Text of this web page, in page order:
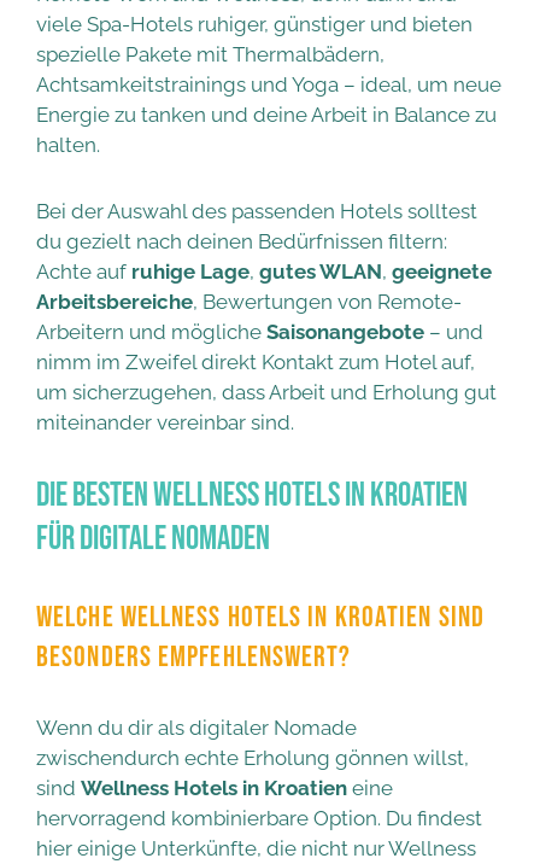
viele Spa-Hotels ruhiger, günstiger und bieten
spezielle Pakete mit Thermalbädern,
Achtsamkeitstrainings und Yoga – ideal, um neue
Energie zu tanken und deine Arbeit in Balance zu
halten.
Bei der Auswahl des passenden Hotels solltest
du gezielt nach deinen Bedürfnissen filtern:
Achte auf ruhige Lage, gutes WLAN, geeignete
Arbeitsbereiche, Bewertungen von Remote-
Arbeitern und mögliche Saisonangebote – und
nimm im Zweifel direkt Kontakt zum Hotel auf,
um sicherzugehen, dass Arbeit und Erholung gut
miteinander vereinbar sind.
Die besten Wellness Hotels in Kroatien
für digitale Nomaden
WELCHE WELLNESS HOTELS IN KROATIEN SIND
BESONDERS EMPFEHLENSWERT?
Wenn du dir als digitaler Nomade
zwischendurch echte Erholung gönnen willst,
sind Wellness Hotels in Kroatien eine
hervorragend kombinierbare Option. Du findest
hier einige Unterkünfte, die nicht nur Wellness